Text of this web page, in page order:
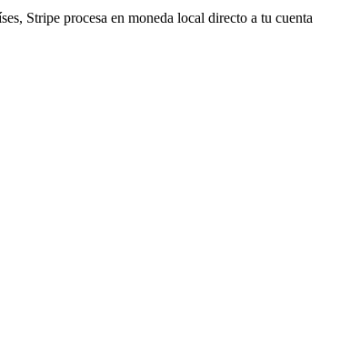
Stripe procesa en moneda local directo a tu cuenta